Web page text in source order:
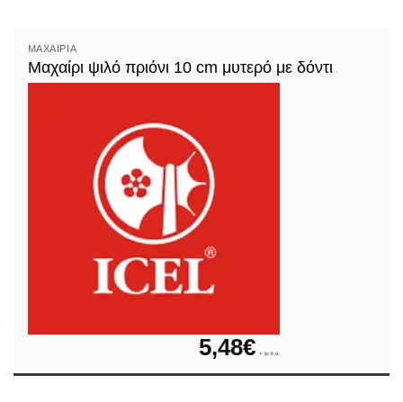
ΜΑΧΑΊΡΙΑ
Μαχαίρι ψιλό πριόνι 10 cm μυτερό με δόντι
5,48€ + φ.π.α.